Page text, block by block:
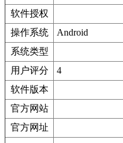
软件授权
操作系统
Android
系统类型
用户评分
4
软件版本
官方网站
官方网址